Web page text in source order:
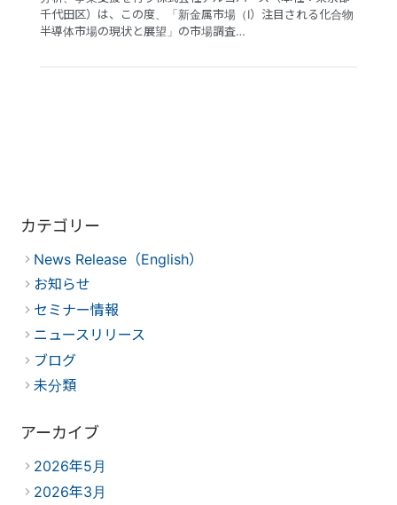
千代田区）は、この度、「新金属市場（Ⅰ）注目される化合物
半導体市場の現状と展望」の市場調査…
カテゴリー
News Release（English）
お知らせ
セミナー情報
ニュースリリース
ブログ
未分類
アーカイブ
2026年5月
2026年3月